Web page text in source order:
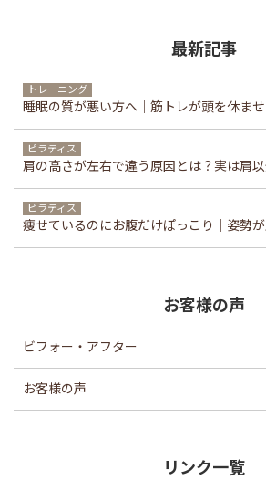
最新記事
トレーニング
睡眠の質が悪い方へ｜筋トレが頭を休ま
ピラティス
肩の高さが左右で違う原因とは？実は肩
ピラティス
痩せているのにお腹だけぽっこり｜姿勢
お客様の声
ビフォー・アフター
お客様の声
リンク一覧